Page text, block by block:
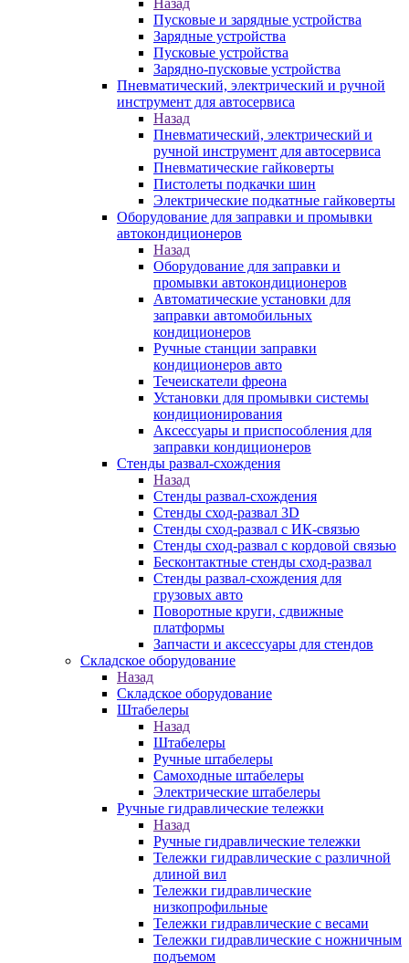
Назад
Пусковые и зарядные устройства
Зарядные устройства
Пусковые устройства
Зарядно-пусковые устройства
Пневматический, электрический и ручной
инструмент для автосервиса
Назад
Пневматический, электрический и
ручной инструмент для автосервиса
Пневматические гайковерты
Пистолеты подкачки шин
Электрические подкатные гайковерты
Оборудование для заправки и промывки
автокондиционеров
Назад
Оборудование для заправки и
промывки автокондиционеров
Автоматические установки для
заправки автомобильных
кондиционеров
Ручные станции заправки
кондиционеров авто
Течеискатели фреона
Установки для промывки системы
кондиционирования
Аксессуары и приспособления для
заправки кондиционеров
Стенды развал-схождения
Назад
Стенды развал-схождения
Стенды сход-развал 3D
Стенды сход-развал с ИК-связью
Стенды сход-развал с кордовой связью
Бесконтактные стенды сход-развал
Стенды развал-схождения для
грузовых авто
Поворотные круги, сдвижные
платформы
Запчасти и аксессуары для стендов
Складское оборудование
Назад
Складское оборудование
Штабелеры
Назад
Штабелеры
Ручные штабелеры
Самоходные штабелеры
Электрические штабелеры
Ручные гидравлические тележки
Назад
Ручные гидравлические тележки
Тележки гидравлические с различной
длиной вил
Тележки гидравлические
низкопрофильные
Тележки гидравлические с весами
Тележки гидравлические с ножничным
подъемом